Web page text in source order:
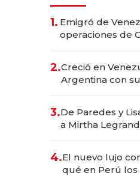
1. Emigró de
operaciones de
2.Creció en
Argentina con
las marcas "fast
3.De Paredes y
a Mirtha
4.El nuevo lujo
qué en Perú los